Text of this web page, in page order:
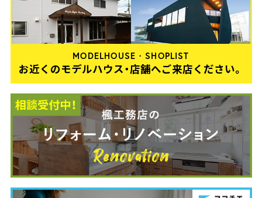
MODELHOUSE・SHOPLIST
お近くのモデルハウス・店舗へご来店ください。